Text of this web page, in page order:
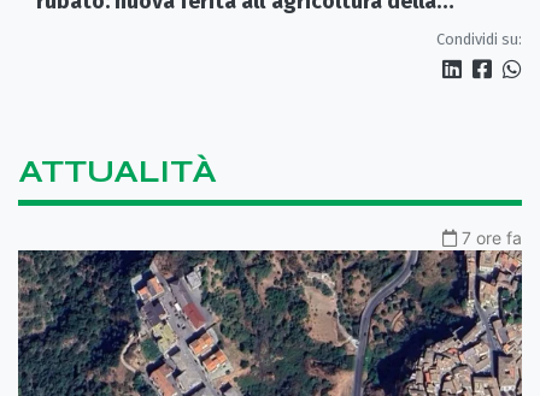
Condividi su:
ATTUALITÀ
7 ore fa